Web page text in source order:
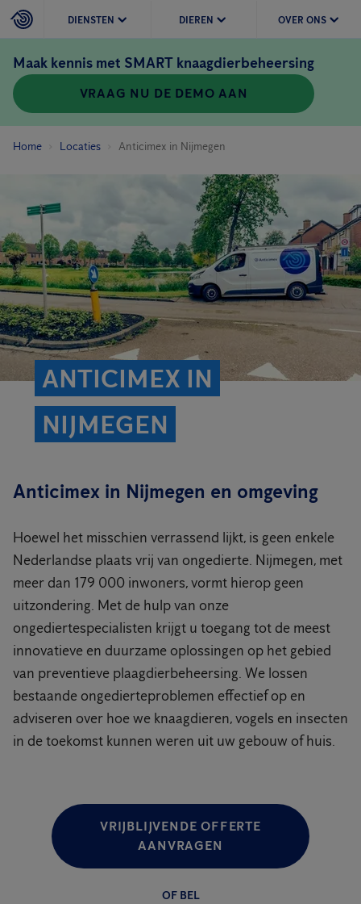
DIENSTEN DIEREN OVER ONS
Maak kennis met SMART knaagdierbeheersing
VRAAG NU DE DEMO AAN
Home Locaties Anticimex in Nijmegen
ANTICIMEX IN
NIJMEGEN
Anticimex in Nijmegen en omgeving
Hoewel het misschien verrassend lijkt, is geen enkele
Nederlandse plaats vrij van ongedierte. Nijmegen, met
meer dan 179 000 inwoners, vormt hierop geen
uitzondering. Met de hulp van onze
ongediertespecialisten krijgt u toegang tot de meest
innovatieve en duurzame oplossingen op het gebied
van preventieve plaagdierbeheersing. We lossen
bestaande ongedierteproblemen effectief op en
adviseren over hoe we knaagdieren, vogels en insecten
in de toekomst kunnen weren uit uw gebouw of huis.
VRIJBLIJVENDE OFFERTE
AANVRAGEN
OF BEL